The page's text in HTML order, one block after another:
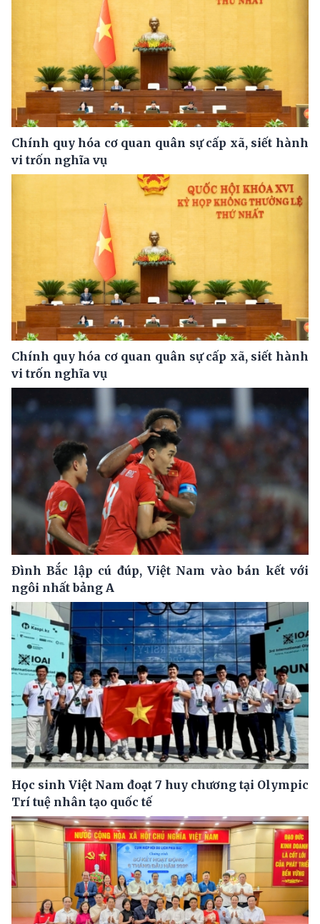
Chính quy hóa cơ quan quân sự cấp xã, siết hành
vi trốn nghĩa vụ
Chính quy hóa cơ quan quân sự cấp xã, siết hành
vi trốn nghĩa vụ
Đình Bắc lập cú đúp, Việt Nam vào bán kết với
ngôi nhất bảng A
Học sinh Việt Nam đoạt 7 huy chương tại Olympic
Trí tuệ nhân tạo quốc tế